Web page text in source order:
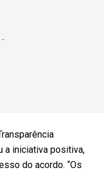
a iniciativa positiva,
do acordo. “Os